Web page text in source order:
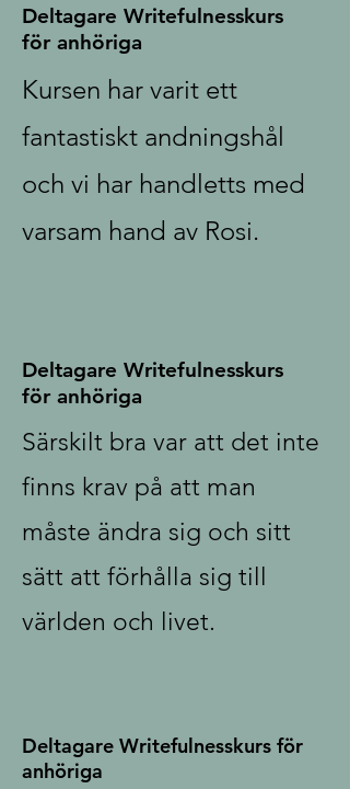
Deltagare Writefulnesskurs
för anhöriga
Kursen har varit ett
fantastiskt andningshål
och vi har handletts med
varsam hand av Rosi.
Deltagare Writefulnesskurs
för anhöriga
Särskilt bra var att det inte
finns krav på att man
måste ändra sig och sitt
sätt att förhålla sig till
världen och livet.
Deltagare Writefulnesskurs för
anhöriga